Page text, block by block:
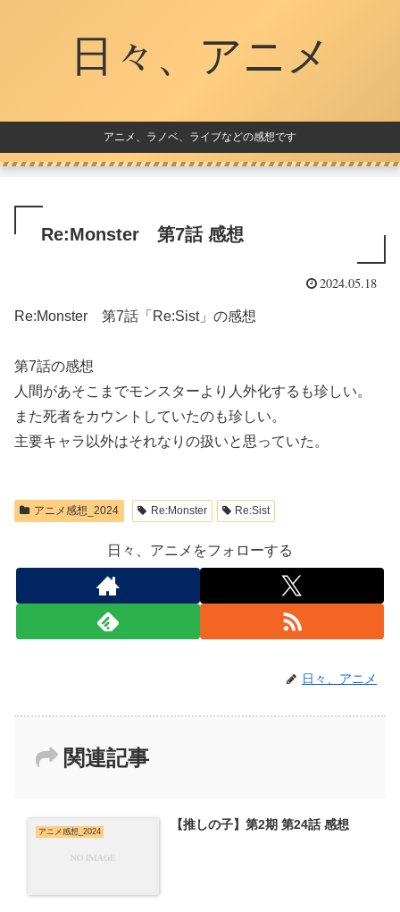
日々、アニメ
アニメ、ラノベ、ライブなどの感想です
Re:Monster 第7話 感想
2024.05.18
Re:Monster 第7話「Re:Sist」の感想
第7話の感想
人間があそこまでモンスターより人外化するも珍しい。
また死者をカウントしていたのも珍しい。
主要キャラ以外はそれなりの扱いと思っていた。
アニメ感想_2024 Re:Monster Re:Sist
日々、アニメをフォローする
日々、アニメ
関連記事
アニメ感想_2024 【推しの子】第2期 第24話 感想